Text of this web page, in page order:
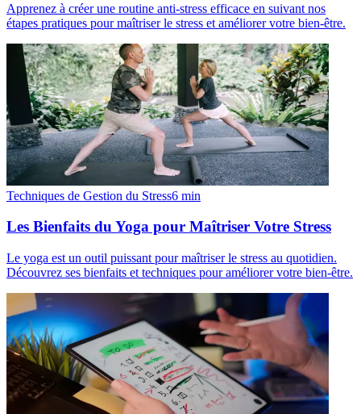
Apprenez à créer une routine anti-stress efficace en suivant nos
étapes pratiques pour maîtriser le stress et améliorer votre bien-être.
Techniques de Gestion du Stress6 min
Les Bienfaits du Yoga pour Maîtriser Votre Stress
Le yoga est un outil puissant pour maîtriser le stress au quotidien.
Découvrez ses bienfaits et techniques pour améliorer votre bien-être.